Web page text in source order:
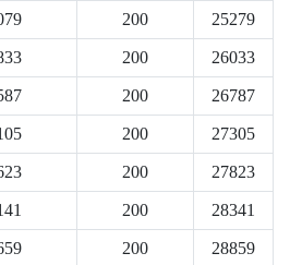
200 25279
200 26033
200 26787
200 27305
200 27823
200 28341
200 28859